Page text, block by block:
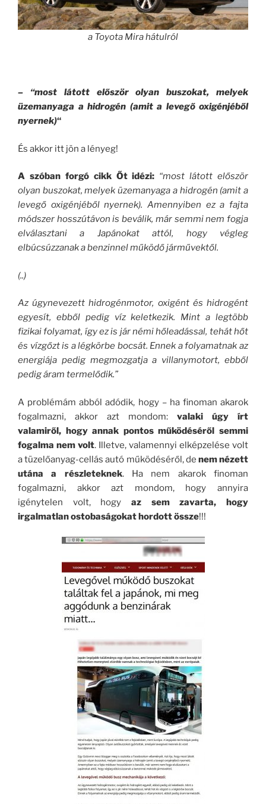
a Toyota Mira hátulról
– “most látott először olyan buszokat, melyek
üzemanyaga a hidrogén (amit a levegő oxigénjéből
nyernek)“
És akkor itt jön a lényeg!
A szóban forgó cikk Őt idézi: “most látott először
olyan buszokat, melyek üzemanyaga a hidrogén (amit a
levegő oxigénjéből nyernek). Amennyiben ez a fajta
módszer hosszútávon is beválik, már semmi nem fogja
elválasztani a Japánokat attól, hogy végleg
elbúcsúzzanak a benzinnel működő járművektől.
(..)
Az úgynevezett hidrogénmotor, oxigént és hidrogént
egyesít, ebből pedig víz keletkezik. Mint a legtöbb
fizikai folyamat, így ez is jár némi hőleadással, tehát hőt
és vízgőzt is a légkörbe bocsát. Ennek a folyamatnak az
energiája pedig megmozgatja a villanymotort, ebből
pedig áram termelődik.”
A problémám abból adódik, hogy – ha finoman akarok
fogalmazni, akkor azt mondom: valaki úgy írt
valamiről, hogy annak pontos működéséről semmi
fogalma nem volt. Illetve, valamennyi elképzelése volt
a tüzelőanyag-cellás autó működéséről, de nem nézett
utána a részleteknek. Ha nem akarok finoman
fogalmazni, akkor azt mondom, hogy annyira
igénytelen volt, hogy az sem zavarta, hogy
irgalmatlan ostobaságokat hordott össze!!!